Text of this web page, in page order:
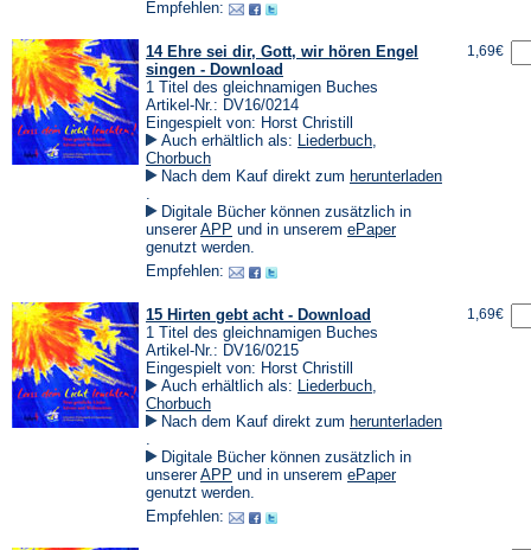
neuen
Empfehlen:
14 Ehre sei dir, Gott, wir hören Engel
singen - Download
1 Titel des gleichnamigen Buches
Artikel-Nr.: DV16/0214
Eingespielt von: Horst Christill
Auch erhältlich als: Liederbuch,
Chorbuch
Nach dem Kauf direkt zum herunterladen
in
einem
neuen
Tab)
.
Digitale Bücher können zusätzlich in
unsererAPP (Öffnet
in
neuen
und in unserem ePaper(Öffnet
genutzt werden.
Empfehlen:
1,69€
15 Hirten gebt acht - Download
1 Titel des gleichnamigen Buches
Artikel-Nr.: DV16/0215
Eingespielt von: Horst Christill
Auch erhältlich als: Liederbuch,
Chorbuch
Nach dem Kauf direkt zum herunterladen
in
einem
neuen
Tab)
.
Digitale Bücher können zusätzlich in
unsererAPP (Öffnet
in
neuen
und in unserem ePaper(Öffnet
genutzt werden.
Empfehlen:
1,69€